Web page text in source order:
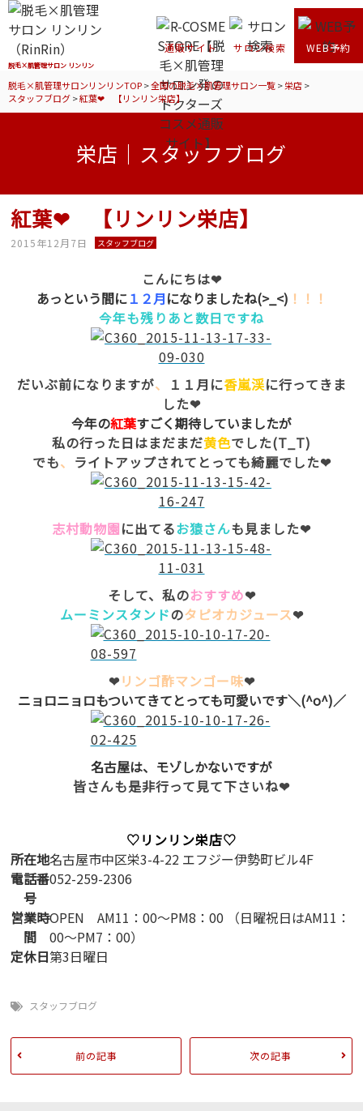
脱毛×肌管理サロン リンリン
通販サイト サロン検索 WEB予約
脱毛×肌管理サロンリンリンTOP>全国の脱毛×肌管理サロン一覧>栄店>
スタッフブログ>紅葉❤ 【リンリン栄店】
栄店｜スタッフブログ
紅葉❤ 【リンリン栄店】
2015年12月7日 スタッフブログ
こんにちは❤
あっという間に１２月になりましたね(>_<) ！！！
今年も残りあと数日ですね
だいぶ前になりますが、 １１月に香嵐渓に行ってきま
した❤
今年の紅葉すごく期待していましたが
私の行った日はまだまだ黄色でした(T_T)
でも、 ライトアップされてとっても綺麗でした❤
志村動物園に出てるお猿さんも見ました❤
そして、私のおすすめ❤
ムーミンスタンドのタピオカジュース❤
❤リンゴ酢マンゴー味❤
ニョロニョロもついてきてとっても可愛いです＼(^o^)／
名古屋は、モゾしかないですが
皆さんも是非行って見て下さいね❤
♡リンリン栄店♡
所在地名古屋市中区栄3-4-22 エフジー伊勢町ビル4F
電話番
号
052-259-2306
営業時
間
OPEN AM11：00～PM8：00 （日曜祝日はAM11：
00～PM7：00）
定休日第3日曜日
スタッフブログ
前の記事 次の記事